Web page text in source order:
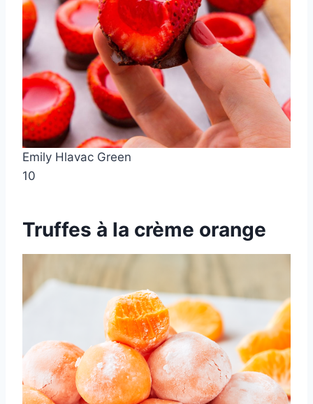
Emily Hlavac Green
10
Truffes à la crème orange